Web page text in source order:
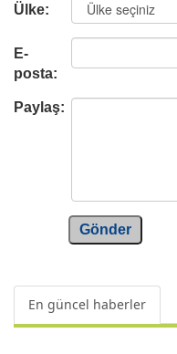
Ülke:
E-
posta:
Paylaş:
Gönder
En güncel haberler